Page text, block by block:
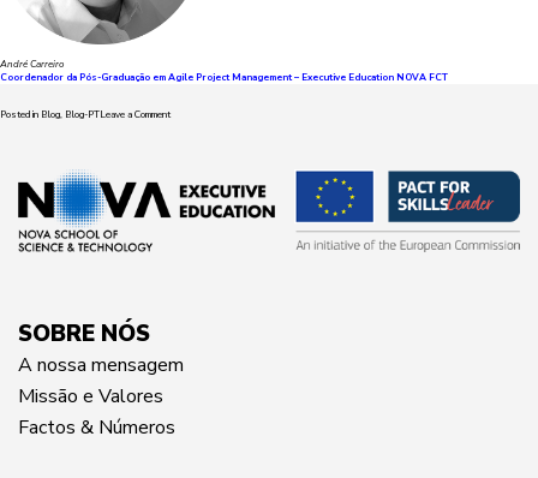
André Carreiro
Coordenador da Pós-Graduação em Agile Project Management – Executive Education NOVA FCT
Posted in Blog, Blog-PTLeave a Commenton
Parceria
Natural
SOBRE NÓS
A nossa mensagem
Missão e Valores
Factos & Números